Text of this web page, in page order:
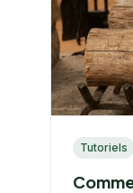
Tutoriels